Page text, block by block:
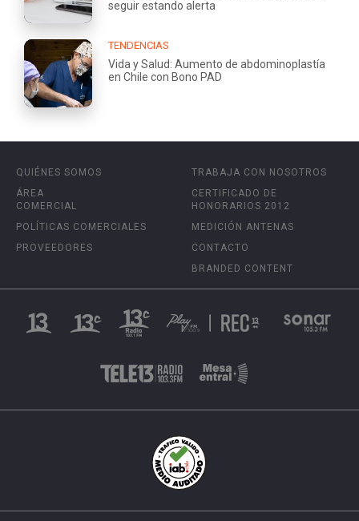
seguir estando alerta
TENDENCIAS
Vida y Salud: Aumento de abdominoplastía
en Chile con Bono PAD
QUIÉNES SOMOS
ÁREA
COMERCIAL
POLÍTICAS COMERCIALES
PROVEEDORES
TRABAJA CON NOSOTROS
CERTIFICADO DE
HONORARIOS 2012
MEDICIÓN ANTENAS
CONTACTO
BRANDED CONTENT